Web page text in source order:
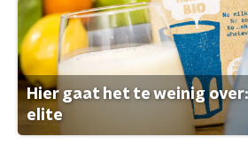
Hier gaat het te weinig
elite